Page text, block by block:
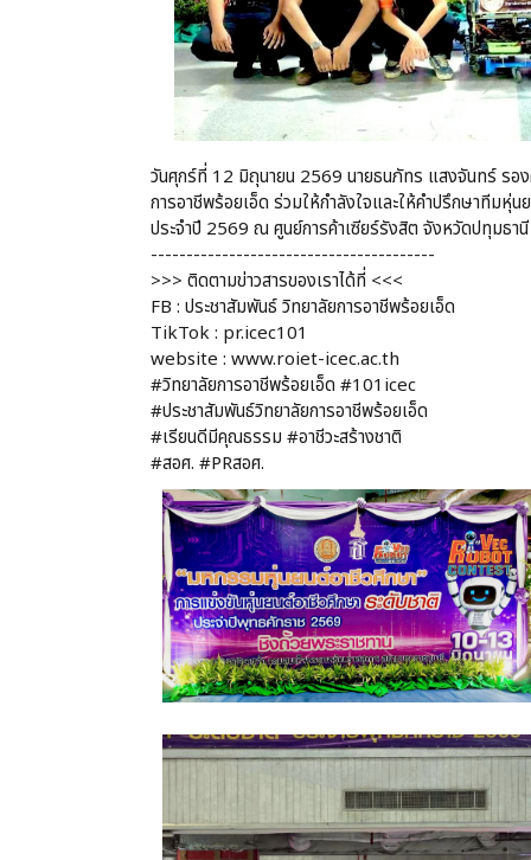
วันศุกร์ที่ 12 มิถุนายน 2569 นายธนภัทร แสงจันทร์ รอ
การอาชีพร้อยเอ็ด ร่วมให้กำลังใจและให้คำปรึกษาทีมหุ่
ประจำปี 2569 ณ ศูนย์การค้าเซียร์รังสิต จังหวัดปทุมธานี
----------------------------------------
>>> ติดตามข่าวสารของเราได้ที่ <<<
FB : ประชาสัมพันธ์ วิทยาลัยการอาชีพร้อยเอ็ด
TikTok : pr.icec101
website : www.roiet-icec.ac.th
#วิทยาลัยการอาชีพร้อยเอ็ด #101icec
#ประชาสัมพันธ์วิทยาลัยการอาชีพร้อยเอ็ด
#เรียนดีมีคุณธรรม #อาชีวะสร้างชาติ
#สอศ. #PRสอศ.